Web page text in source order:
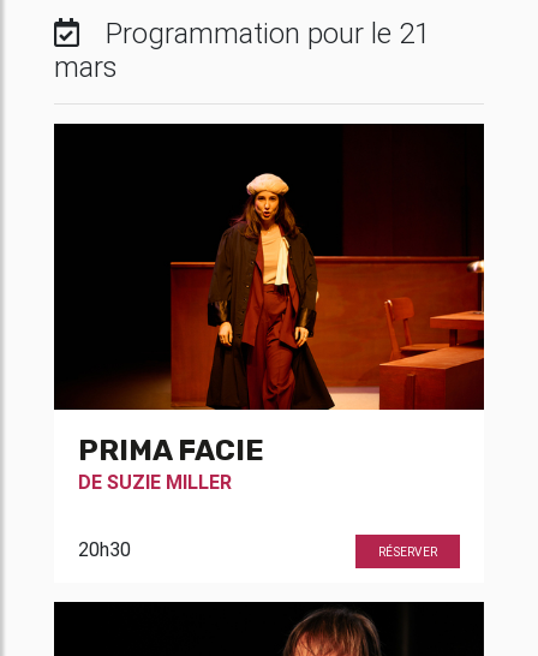
Programmation pour le 21
mars
PRIMA FACIE
DE SUZIE MILLER
20h30 RÉSERVER